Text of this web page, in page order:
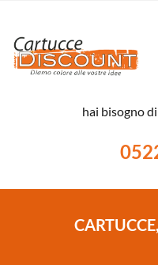
hai bisogno